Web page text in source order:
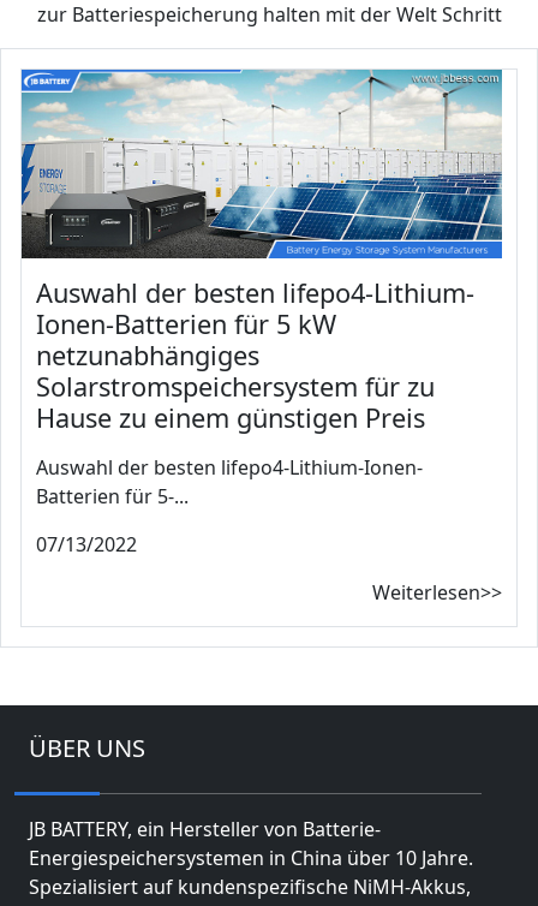
zur Batteriespeicherung halten mit der Welt Schritt
Auswahl der besten lifepo4-Lithium-
Ionen-Batterien für 5 kW
netzunabhängiges
Solarstromspeichersystem für zu
Hause zu einem günstigen Preis
Auswahl der besten lifepo4-Lithium-Ionen-
Batterien für 5-...
07/13/2022
Weiterlesen>>
ÜBER UNS
JB BATTERY, ein Hersteller von Batterie-
Energiespeichersystemen in China über 10 Jahre.
Spezialisiert auf kundenspezifische NiMH-Akkus,